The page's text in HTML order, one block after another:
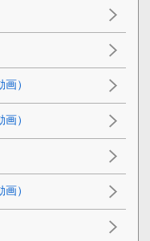
画）
画）
画）